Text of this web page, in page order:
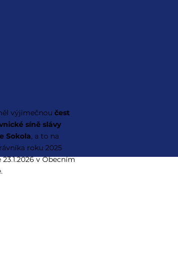
výjimečnou čest
síně slávy
Sokola, a to na
roku 2025
v Obecním